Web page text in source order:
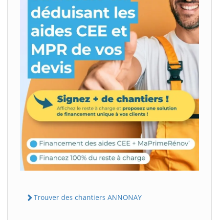
Trouver des chantiers ANNONAY